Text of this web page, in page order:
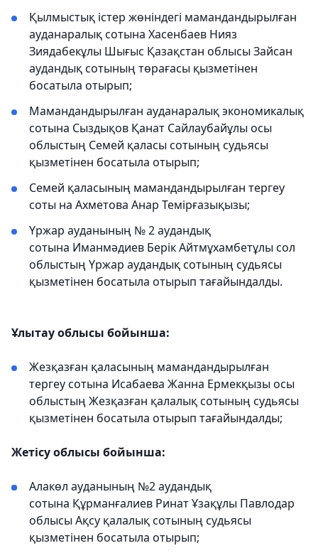
Қылмыстық істер жөніндегі мамандандырылған
ауданаралық сотына Хасенбаев Нияз
Зиядабекұлы Шығыс Қазақстан облысы Зайсан
аудандық сотының төрағасы қызметінен
босатыла отырып;
Мамандандырылған ауданаралық экономикалық
сотына Сыздықов Қанат Сайлаубайұлы осы
облыстың Семей қаласы сотының судьясы
қызметінен босатыла отырып;
Семей қаласының мамандандырылған тергеу
соты на Ахметова Анар Темірғазықызы;
Үржар ауданының № 2 аудандық
сотына Иманмәдиев Берік Айтмұхамбетұлы сол
облыстың Үржар аудандық сотының судьясы
қызметінен босатыла отырып тағайындалды.
Ұлытау облысы бойынша:
Жезқазған қаласының мамандандырылған
тергеу сотына Исабаева Жанна Ермекқызы осы
облыстың Жезқазған қалалық сотының судьясы
қызметінен босатыла отырып тағайындалды;
Жетісу облысы бойынша:
Алакөл ауданының №2 аудандық
сотына Құрманғалиев Ринат Ұзақұлы Павлодар
облысы Ақсу қалалық сотының судьясы
қызметінен босатыла отырып;